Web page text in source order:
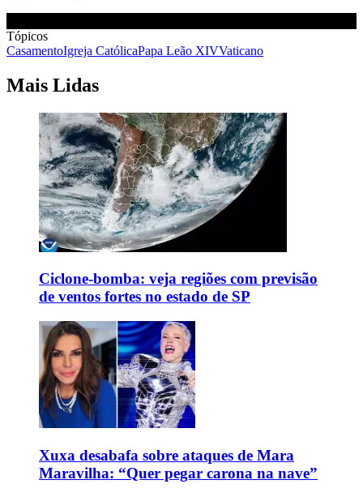
Tópicos
CasamentoIgreja CatólicaPapa Leão XIVVaticano
Mais Lidas
Ciclone-bomba: veja regiões com previsão
de ventos fortes no estado de SP
Xuxa desabafa sobre ataques de Mara
Maravilha: “Quer pegar carona na nave”